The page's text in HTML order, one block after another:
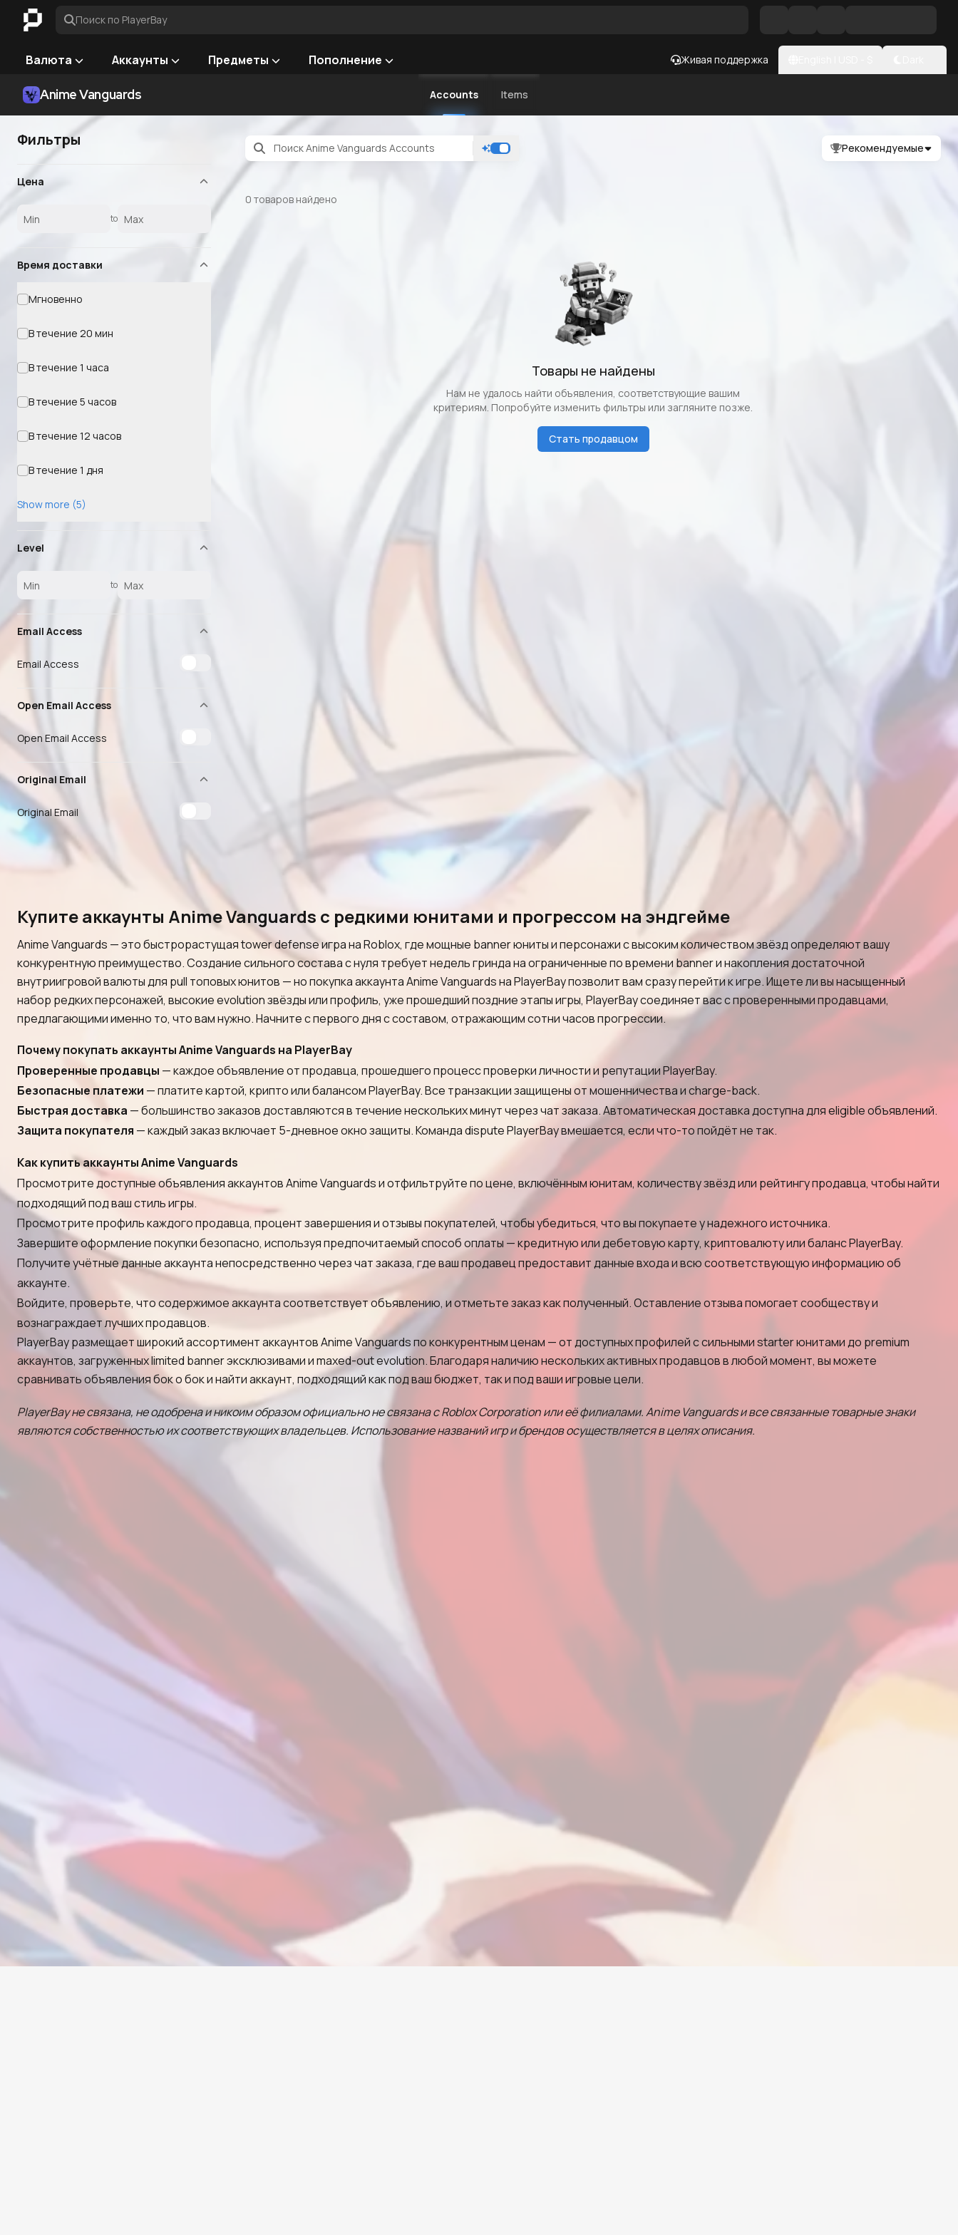
Поиск по PlayerBay
Валюта Аккаунты Предметы Пополнение Живая поддержка
Anime Vanguards Accounts Items
Фильтры
Цена
to
Время доставки
Мгновенно
В течение 20 мин
В течение 1 часа
В течение 5 часов
В течение 12 часов
В течение 1 дня
Show more (5)
Level
to
Email Access
Email Access
Open Email Access
Open Email Access
Original Email
Original Email
Рекомендуемые
0 товаров найдено
Товары не найдены
Нам не удалось найти объявления, соответствующие вашим
критериям. Попробуйте изменить фильтры или загляните позже.
Стать продавцом
Купите аккаунты Anime Vanguards с редкими юнитами и прогрессом на эндгейме
Anime Vanguards — это быстрорастущая tower defense игра на Roblox, где мощные banner юниты и персонажи с высоким количеством звёзд определяют вашу
конкурентную преимущество. Создание сильного состава с нуля требует недель гринда на ограниченные по времени banner и накопления достаточной
внутриигровой валюты для pull топовых юнитов — но покупка аккаунта Anime Vanguards на PlayerBay позволит вам сразу перейти к игре. Ищете ли вы насыщенный
набор редких персонажей, высокие evolution звёзды или профиль, уже прошедший поздние этапы игры, PlayerBay соединяет вас с проверенными продавцами,
предлагающими именно то, что вам нужно. Начните с первого дня с составом, отражающим сотни часов прогрессии.
Почему покупать аккаунты Anime Vanguards на PlayerBay
Проверенные продавцы — каждое объявление от продавца, прошедшего процесс проверки личности и репутации PlayerBay.
Безопасные платежи — платите картой, крипто или балансом PlayerBay. Все транзакции защищены от мошенничества и charge-back.
Быстрая доставка — большинство заказов доставляются в течение нескольких минут через чат заказа. Автоматическая доставка доступна для eligible объявлений.
Защита покупателя — каждый заказ включает 5-дневное окно защиты. Команда dispute PlayerBay вмешается, если что-то пойдёт не так.
Как купить аккаунты Anime Vanguards
Просмотрите доступные объявления аккаунтов Anime Vanguards и отфильтруйте по цене, включённым юнитам, количеству звёзд или рейтингу продавца, чтобы найти
подходящий под ваш стиль игры.
Просмотрите профиль каждого продавца, процент завершения и отзывы покупателей, чтобы убедиться, что вы покупаете у надежного источника.
Завершите оформление покупки безопасно, используя предпочитаемый способ оплаты — кредитную или дебетовую карту, криптовалюту или баланс PlayerBay.
Получите учётные данные аккаунта непосредственно через чат заказа, где ваш продавец предоставит данные входа и всю соответствующую информацию об
аккаунте.
Войдите, проверьте, что содержимое аккаунта соответствует объявлению, и отметьте заказ как полученный. Оставление отзыва помогает сообществу и
вознаграждает лучших продавцов.
PlayerBay размещает широкий ассортимент аккаунтов Anime Vanguards по конкурентным ценам — от доступных профилей с сильными starter юнитами до premium
аккаунтов, загруженных limited banner эксклюзивами и maxed-out evolution. Благодаря наличию нескольких активных продавцов в любой момент, вы можете
сравнивать объявления бок о бок и найти аккаунт, подходящий как под ваш бюджет, так и под ваши игровые цели.
PlayerBay не связана, не одобрена и никоим образом официально не связана с Roblox Corporation или её филиалами. Anime Vanguards и все связанные товарные знаки
являются собственностью их соответствующих владельцев. Использование названий игр и брендов осуществляется в целях описания.